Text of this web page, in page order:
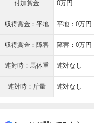
付加賞金 0万円
収得賞金：平地 平地：0万円
収得賞金：障害 障害：0万円
連対時：馬体重 連対なし
連対時：斤量 連対なし